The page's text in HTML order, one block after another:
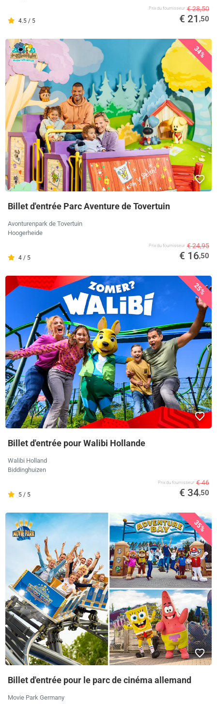
4.5 / 5
Prix ​​du fournisseur € 28,50
€ 21 ,50
34%
Billet d'entrée Parc Aventure de Tovertuin
Avonturenpark de Tovertuin
Hoogerheide
4 / 5
Prix ​​du fournisseur € 24,95
€ 16,50
25%
Billet d'entrée pour Walibi Hollande
Walibi Holland
Biddinghuizen
5 / 5
Prix ​​du fournisseur € 46
€ 34,50
35%
Billet d'entrée pour le parc de cinéma allemand
Movie Park Germany